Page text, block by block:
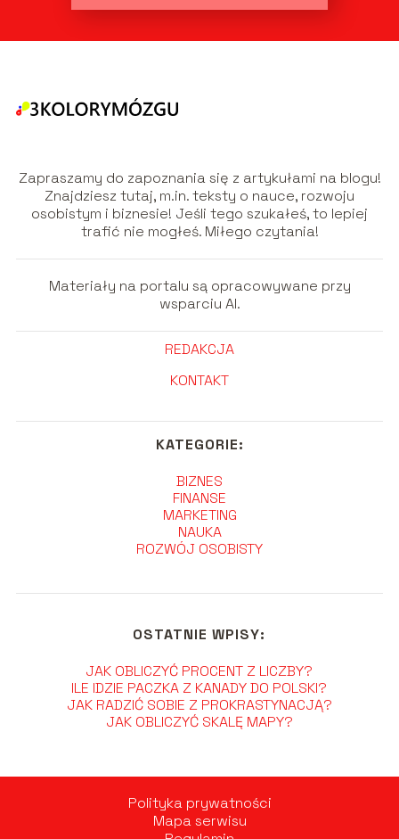
Zapraszamy do zapoznania się z artykułami na blogu!
Znajdziesz tutaj, m.in. teksty o nauce, rozwoju
osobistym i biznesie! Jeśli tego szukałeś, to lepiej
trafić nie mogłeś. Miłego czytania!
Materiały na portalu są opracowywane przy
wsparciu AI.
REDAKCJA
KONTAKT
KATEGORIE:
BIZNES
FINANSE
MARKETING
NAUKA
ROZWÓJ OSOBISTY
OSTATNIE WPISY:
JAK OBLICZYĆ PROCENT Z LICZBY?
ILE IDZIE PACZKA Z KANADY DO POLSKI?
JAK RADZIĆ SOBIE Z PROKRASTYNACJĄ?
JAK OBLICZYĆ SKALĘ MAPY?
Polityka prywatności
Mapa serwisu